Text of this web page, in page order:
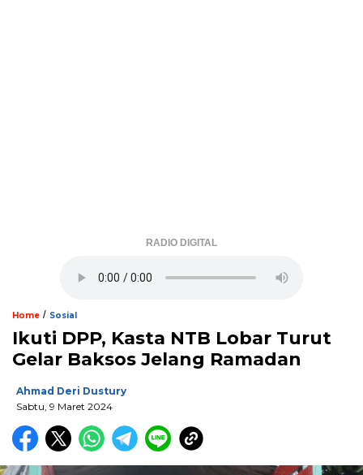
RADIO DIGITAL
Home / Sosial
Ikuti DPP, Kasta NTB Lobar Turut
Gelar Baksos Jelang Ramadan
Ahmad Deri Dustury
Sabtu, 9 Maret 2024